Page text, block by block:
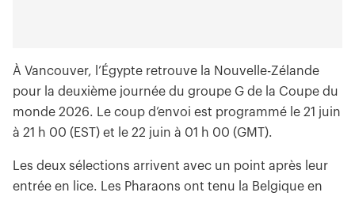
À Vancouver, l’Égypte retrouve la Nouvelle-Zélande
pour la deuxième journée du groupe G de la Coupe du
monde 2026. Le coup d’envoi est programmé le 21 juin
à 21 h 00 (EST) et le 22 juin à 01 h 00 (GMT).
Les deux sélections arrivent avec un point après leur
entrée en lice. Les Pharaons ont tenu la Belgique en